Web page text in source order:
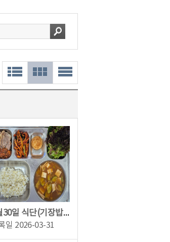
3월30일 식단(기장밥,팽이버섯된장찌개,오향장육,무말랭이무침,쌈채소/두부저염쌈장,모...
일 2026-03-31